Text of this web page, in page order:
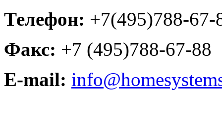
Телефон: +7(495)788-
Факс: +7 (495)788-
E-mail: